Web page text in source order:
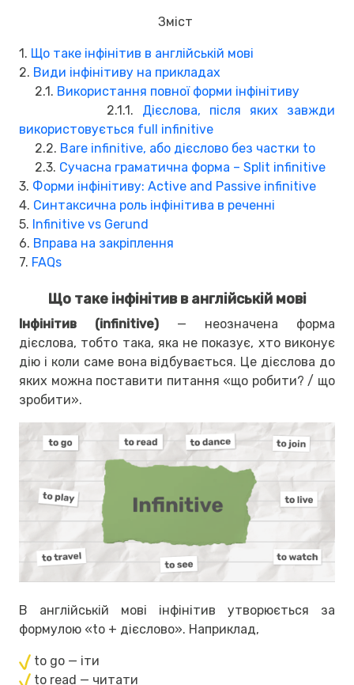
Зміст
1. Що таке інфінітив в англійській мові
2. Види інфінітиву на прикладах
2.1. Використання повної форми інфінітиву
2.1.1. Дієслова, після яких завжди
використовується full infinitive
2.2. Bare infinitive, або дієслово без частки to
2.3. Сучасна граматична форма – Split infinitive
3. Форми інфінітиву: Active and Passive infinitive
4. Синтаксична роль інфінітива в реченні
5. Infinitive vs Gerund
6. Вправа на закріплення
7. FAQs
Що таке інфінітив в англійській мові
Інфінітив (infinitive) — неозначена форма
дієслова, тобто така, яка не показує, хто виконує
дію і коли саме вона відбувається. Це дієслова до
яких можна поставити питання «що робити? / що
зробити».
В англійській мові інфінітив утворюється за
формулою «to + дієслово». Наприклад,
to go — іти
to read — читати